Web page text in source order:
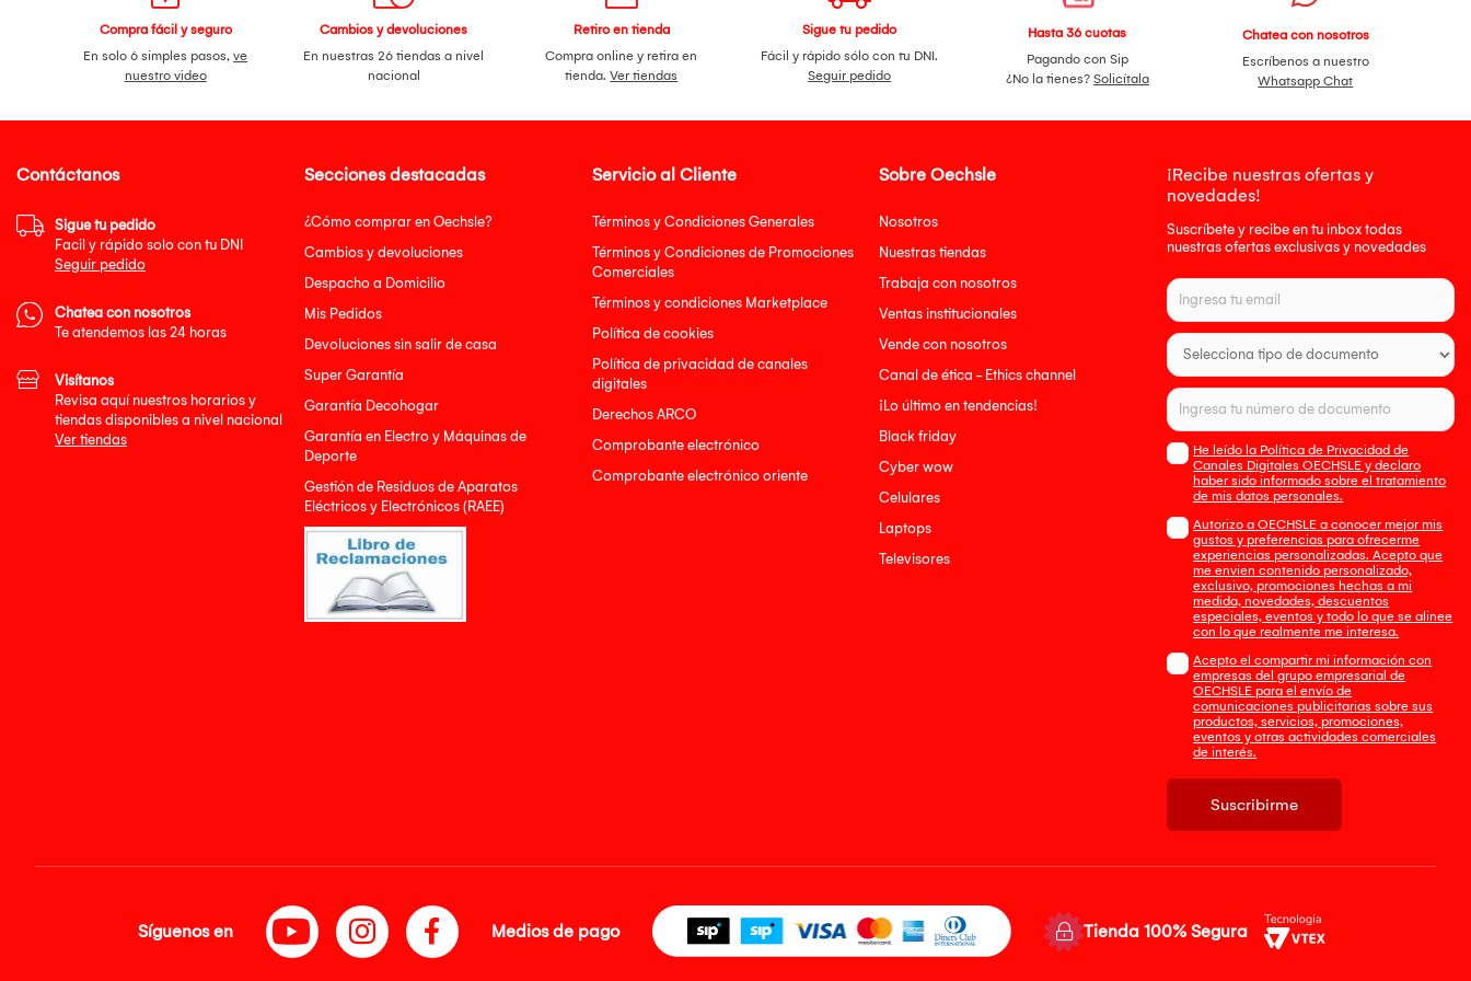
Compra fácil y seguro
En solo 6 simples pasos,ve
nuestro video
Cambios y devoluciones
En nuestras 26 tiendas a nivel
nacional
Retiro en tienda
Compra online y retira en
tienda.Ver tiendas
Sigue tu pedido
Fácil y rápido sólo con tu DNI.
Seguir pedido
Hasta 36 cuotas
Pagando con Sip
¿No la tienes? Solicítala
Chatea con nosotros
Escríbenos a nuestro
Whatsapp Chat
Secciones destacadas
¿Cómo comprar en Oechsle?
Cambios y devoluciones
Despacho a Domicilio
Mis Pedidos
Devoluciones sin salir de casa
Super Garantía
Garantía Decohogar
Garantía en Electro y Máquinas de
Deporte
Gestión de Residuos de Aparatos
Eléctricos y Electrónicos (RAEE)
Servicio al Cliente
Términos y Condiciones Generales
Términos y Condiciones de Promociones
Comerciales
Términos y condiciones Marketplace
Política de cookies
Política de privacidad de canales
digitales
Derechos ARCO
Comprobante electrónico
Comprobante electrónico oriente
Sobre Oechsle
Nosotros
Nuestras tiendas
Trabaja con nosotros
Ventas institucionales
Vende con nosotros
Canal de ética - Ethics channel
¡Lo último en tendencias!
Black friday
Cyber wow
Celulares
Laptops
Televisores
¡Recibe nuestras ofertas y
novedades!
Suscríbete y recibe en tu inbox todas
nuestras ofertas exclusivas y novedades
He leído la Política de Privacidad de
Canales Digitales OECHSLE y declaro
haber sido informado sobre el tratamiento
de mis datos personales.
Autorizo a OECHSLE a conocer mejor mis
gustos y preferencias para ofrecerme
experiencias personalizadas. Acepto que
me envien contenido personalizado,
exclusivo, promociones hechas a mi
medida, novedades, descuentos
especiales, eventos y todo lo que se alinee
con lo que realmente me interesa.
Acepto el compartir mi información con
empresas del grupo empresarial de
OECHSLE para el envío de
comunicaciones publicitarias sobre sus
productos, servicios, promociones,
eventos y otras actividades comerciales
de interés.
Suscribirme
Contáctanos
Sigue tu pedido
Facil y rápido solo con tu DNI
Seguir pedido
Chatea con nosotros
Te atendemos las 24 horas
Visítanos
Revisa aquí nuestros horarios y
tiendas disponibles a nivel nacional
Ver tiendas
Síguenos en Medios de pago Tienda 100% Segura